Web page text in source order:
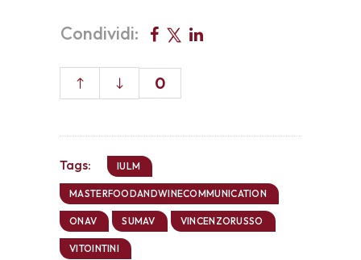
Condividi:
0
Tags: IULM
MASTERFOODANDWINECOMMUNICATION
ONAV SUMAV VINCENZORUSSO
VITOINTINI